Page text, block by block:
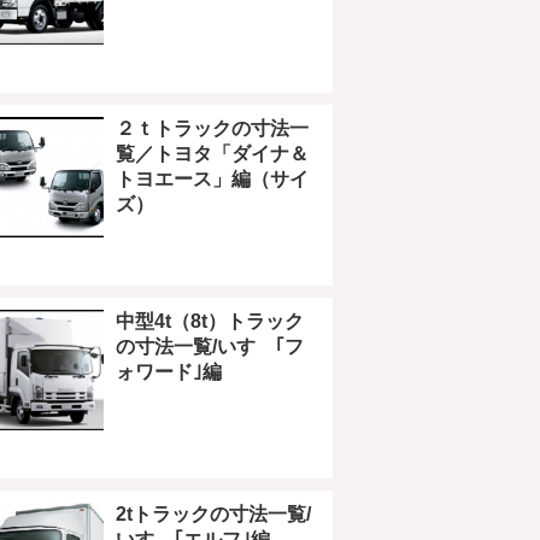
２ｔトラックの寸法一
覧／トヨタ「ダイナ＆
トヨエース」編（サイ
ズ）
中型4t（8t）トラック
の寸法一覧/いすゞ｢フ
ォワード｣編
2tトラックの寸法一覧/